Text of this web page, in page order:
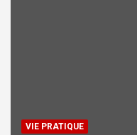
VIE PRATIQUE